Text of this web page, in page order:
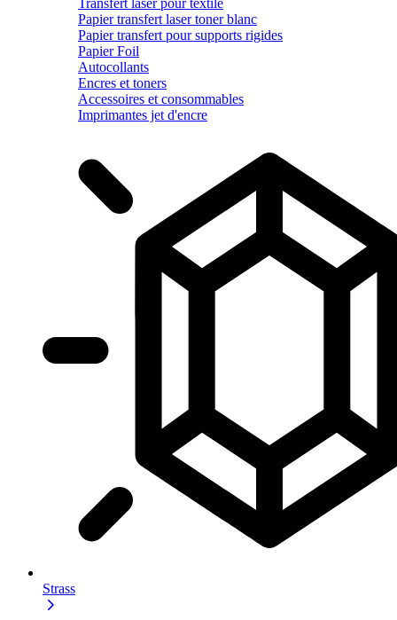
Papier transfert laser toner blanc
Papier transfert pour supports rigides
Papier Foil
Autocollants
Encres et toners
Accessoires et consommables
Imprimantes jet d'encre
Strass